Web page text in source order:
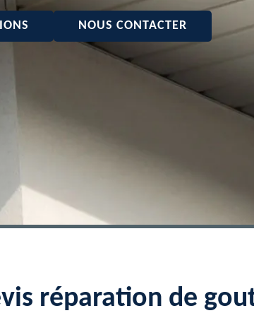
NOUS CONTACTER
réparation de